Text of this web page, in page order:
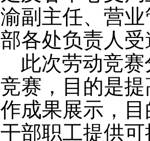
渝副主任、营
部各处负责人
此次劳动竞
竞赛，目的是
作成果展示，
干部职工提供